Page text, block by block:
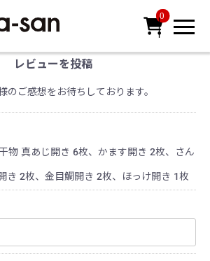

0
レビューを投稿
のご感想をお待ちしております。
物 真あじ開き 6枚、かます開き 2枚、さん
き 2枚、金目鯛開き 2枚、ほっけ開き 1枚